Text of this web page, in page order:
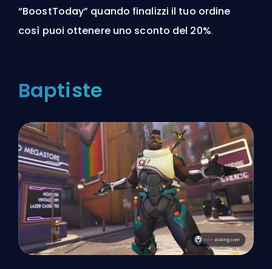
“BoostToday” quando finalizzi il tuo ordine
così puoi ottenere uno sconto del 20%.
Baptiste